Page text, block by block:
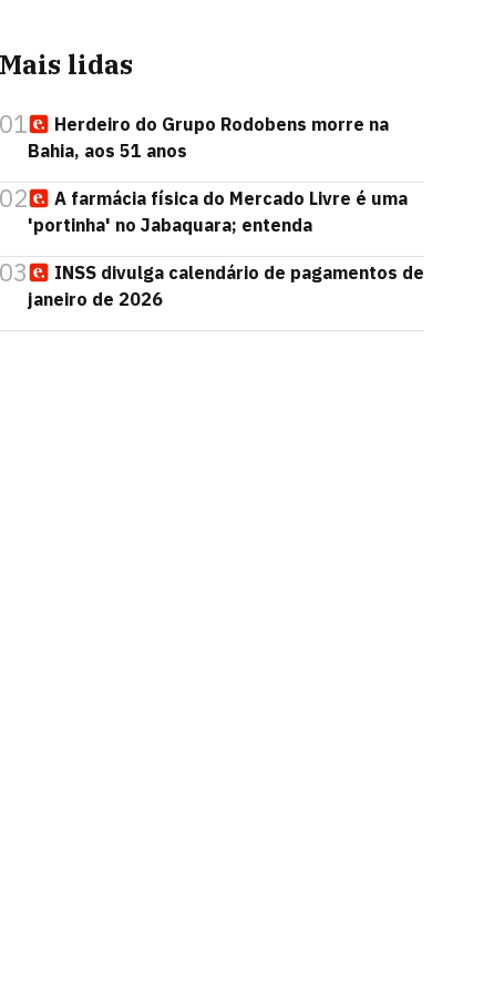
Mais lidas
01
Herdeiro do Grupo Rodobens morre na
Bahia, aos 51 anos
02
A farmácia física do Mercado Livre é uma
'portinha' no Jabaquara; entenda
03
INSS divulga calendário de pagamentos de
janeiro de 2026